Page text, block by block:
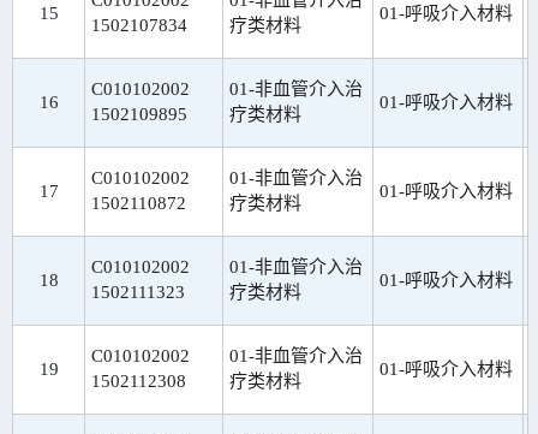
15
1502107834
疗类材料
01-呼吸介入材料
16
C010102002
1502109895
01-非血管介入治
疗类材料
01-呼吸介入材料
17
C010102002
1502110872
01-非血管介入治
疗类材料
01-呼吸介入材料
18
C010102002
1502111323
01-非血管介入治
疗类材料
01-呼吸介入材料
19
C010102002
1502112308
01-非血管介入治
疗类材料
01-呼吸介入材料